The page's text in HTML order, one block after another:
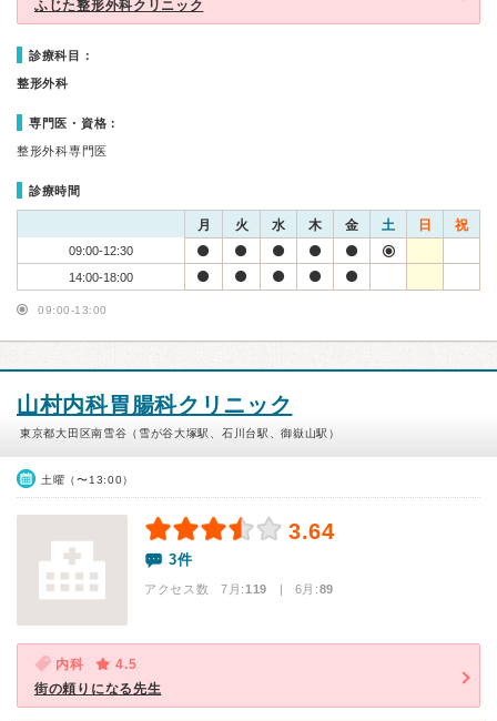
ふじた整形外科クリニック
診療科目：
整形外科
専門医・資格：
整形外科専門医
診療時間
月 火 水 木 金 土 日 祝
09:00-12:30
14:00-18:00
09:00-13:00
山村内科胃腸科クリニック
東京都大田区南雪谷（雪が谷大塚駅、石川台駅、御嶽山駅）
土曜（〜13:00）
3.64
3件
アクセス数 7月:119 | 6月:89
内科
4.5
街の頼りになる先生